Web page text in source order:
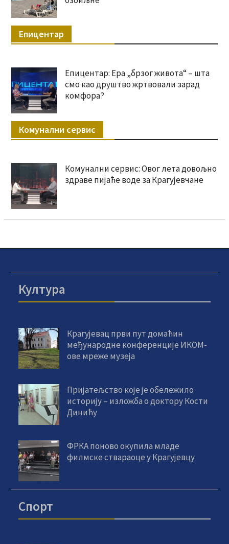
Епицентар
Епицентар: Ера „брзог живота“ – шта
смо као друштво жртвовали зарад
комфора?
Комунални сервис
Комунални сервис: Овог лета довољно
здраве пијаће воде за Крагујевчане
Култура
Крагујевац први пут домаћин
међународне конференције ИКОМ-
ове мреже музеја
Пријатељство које је обележило
историју – изложба о доктору Кости
Динићу
ФРКА поново окупила младе
филмске ствараоце у Крагујевцу
Спорт